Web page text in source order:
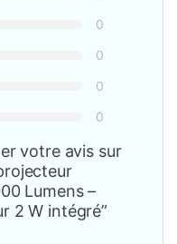
0
0
0
0
votre avis sur
Lumens –
2 W intégré”